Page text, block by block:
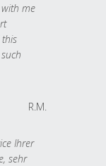
me
R.M.
Ihrer
sehr